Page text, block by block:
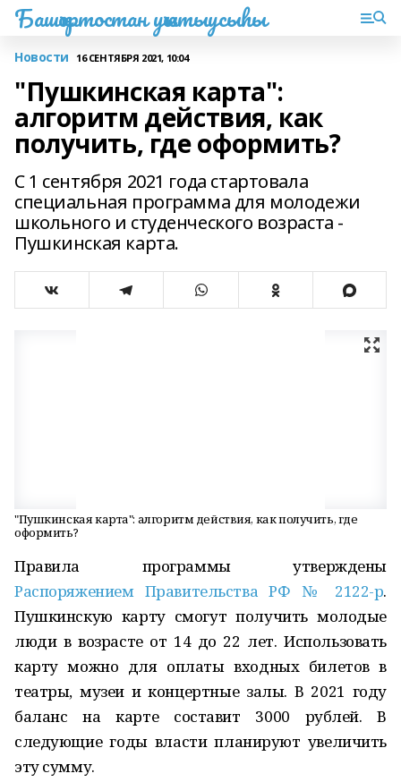
Башҡортостан уҡытыусыһы
Новости 16 СЕНТЯБРЯ 2021, 10:04
"Пушкинская карта":
алгоритм действия, как
получить, где оформить?
С 1 сентября 2021 года стартовала
специальная программа для молодежи
школьного и студенческого возраста -
Пушкинская карта.
"Пушкинская карта": алгоритм действия, как получить, где
оформить?
Правила программы утверждены
Распоряжением Правительства РФ № 2122-р.
Пушкинскую карту смогут получить молодые
люди в возрасте от 14 до 22 лет. Использовать
карту можно для оплаты входных билетов в
театры, музеи и концертные залы. В 2021 году
баланс на карте составит 3000 рублей. В
следующие годы власти планируют увеличить
эту сумму.